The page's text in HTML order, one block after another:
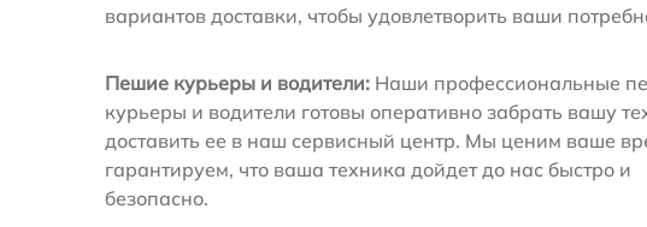
вариантов доставки, чтобы удовлетворить ваши
Пешие курьеры и водители: Наши профессиональные
курьеры и водители готовы оперативно забрать вашу
доставить ее в наш сервисный центр. Мы ценим ваше
гарантируем, что ваша техника дойдет до нас быстро и
безопасно.